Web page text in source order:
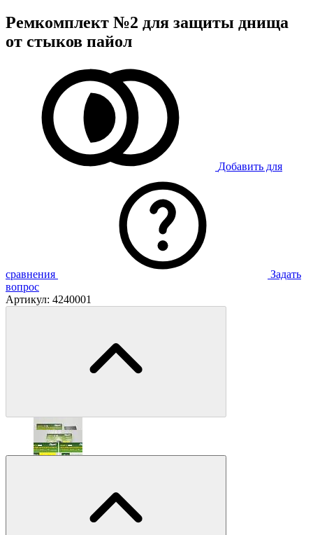
Ремкомплект №2 для защиты днища
от стыков пайол
Добавить для
сравнения
Задать
вопрос
Артикул: 4240001